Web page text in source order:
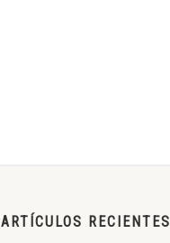
ARTÍCULOS RECIENTES